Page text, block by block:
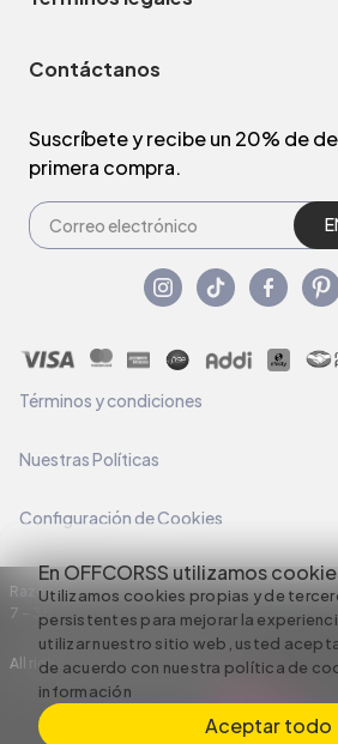
En OFFCORSS utilizamos
Utilizamos cookies propias y de
persistentes para mejorar la
utilizar nuestro sitio web, usted
de acuerdo con nuestra política de
información
Aceptar todo
Contáctanos
Suscríbete y recibe un 20% de
primera compra.
Términos y condiciones
Nuestras Políticas
Configuración de Cookies
Razón Social: C.I HERMECO S.A. NIT:
7 – 35
All rights reserved empowered by